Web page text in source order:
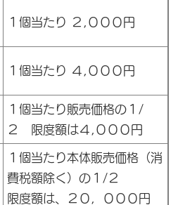
１個当たり ２,０００円
１個当たり ４,０００円
１個当たり販売価格の１/
２ 限度額は４,０００円
１個当たり本体販売価格（消
費税額除く）の１/２
限度額は、２０，０００円